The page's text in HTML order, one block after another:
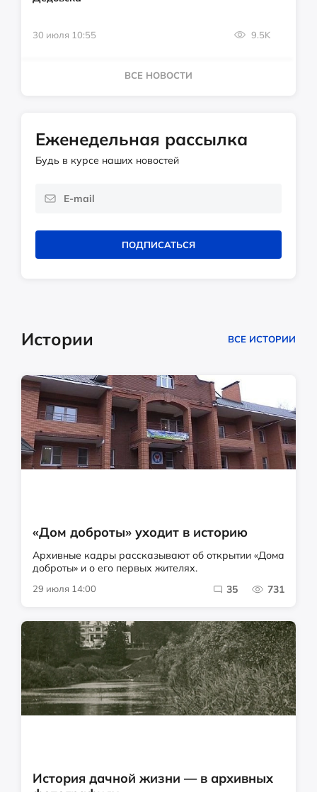
30 июля 10:55 9.5K
ВСЕ НОВОСТИ
Еженедельная рассылка
Будь в курсе наших новостей
ПОДПИСАТЬСЯ
Истории ВСЕ ИСТОРИИ
«Дом доброты» уходит в историю
Архивные кадры рассказывают об открытии «Дома
доброты» и о его первых жителях.
29 июля 14:00 35 731
История дачной жизни — в архивных